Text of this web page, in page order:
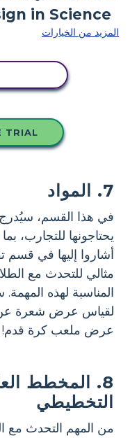
المزيد من الخيارات
TRIAL
7. المواد
في هذا القسم، سيُدرج
يحتاجونها للتجارب،
أشاروا إليها في قسم
مثالي للتحدث مع
المناسبة لهذه
لقياس عرض شعرة عن
عرض ملعب كرة قدم!
8. المخطط
التخطيطي
من المهم التحدث مع